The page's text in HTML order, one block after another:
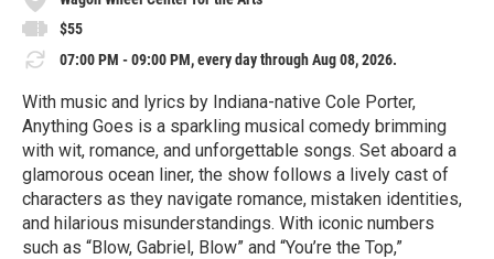
$55
07:00 PM - 09:00 PM, every day through Aug 08, 2026.
With music and lyrics by Indiana-native Cole Porter,
Anything Goes is a sparkling musical comedy brimming
with wit, romance, and unforgettable songs. Set aboard a
glamorous ocean liner, the show follows a lively cast of
characters as they navigate romance, mistaken identities,
and hilarious misunderstandings. With iconic numbers
such as “Blow, Gabriel, Blow” and “You’re the Top,”